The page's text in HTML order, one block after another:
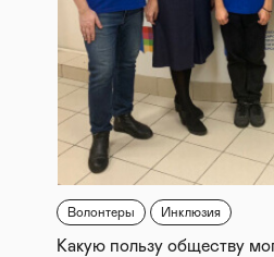
Волонтеры Инклюзия
Какую пользу обществу